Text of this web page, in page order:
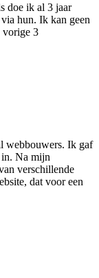
doe ik al 3 jaar
hun. Ik kan geen
vorige 3
webbouwers. Ik gaf
in. Na mijn
verschillende
dat voor een